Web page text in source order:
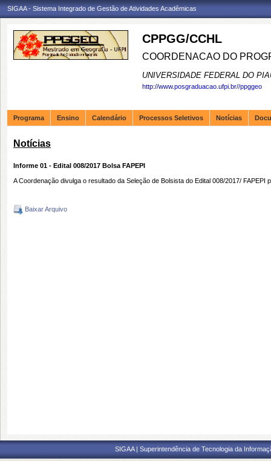
SIGAA - Sistema Integrado de Gestão de Atividades Acadêmicas
CPPGG/CCHL
COORDENACAO DO
UNIVERSIDADE FEDERAL DO
http://www.posgraduacao.ufpi.br//ppggeo
Programa Ensino Calendário Processos Seletivos Notícias
Notícias
Informe 01 - Edital 008/2017 Bolsa FAPEPI
A Coordenação divulga o resultado da Seleção de Bolsista do Edital 008/2017/ FAPEPI
Baixar Arquivo
SIGAA | Superintendência de Tecnologia da